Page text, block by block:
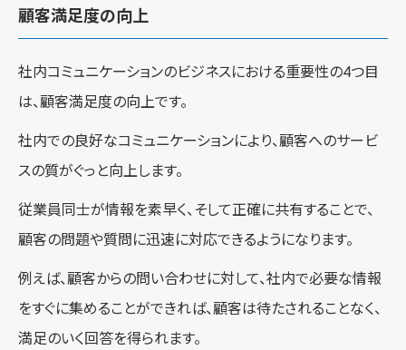
顧客満足度の向上
社内コミュニケーションのビジネスにおける重要性の4つ目
は、顧客満足度の向上です。
社内での良好なコミュニケーションにより、顧客へのサービ
スの質がぐっと向上します。
従業員同士が情報を素早く、そして正確に共有することで、
顧客の問題や質問に迅速に対応できるようになります。
例えば、顧客からの問い合わせに対して、社内で必要な情報
をすぐに集めることができれば、顧客は待たされることなく、
満足のいく回答を得られます。